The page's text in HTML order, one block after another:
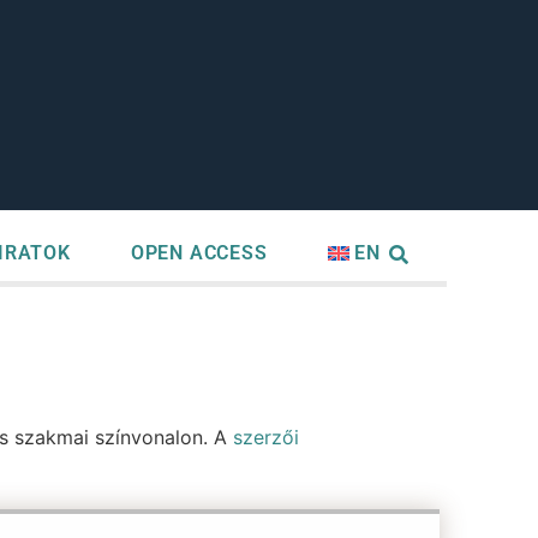
OPEN ACCESS EN
szakmai színvonalon. A szerzői